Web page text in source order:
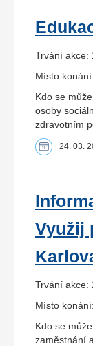
Trvání akce:
Místo
Kdo se
osoby
zdravotním
24. 03.
Využij
Trvání akce:
Místo
Kdo se
zaměstnání